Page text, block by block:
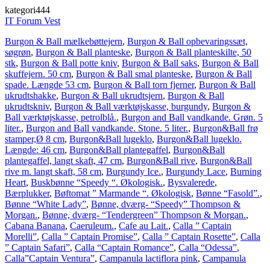
kategori444
IT Forum Vest
Burgon & Ball mælkebøttejern, Burgon & Ball opbevaringssæt,
søgrøn, Burgon & Ball planteske, Burgon & Ball planteskilte, 50
stk, Burgon & Ball potte kniv, Burgon & Ball saks, Burgon & Ball
skuffejern. 50 cm, Burgon & Ball smal planteske, Burgon & Ball
spade. Længde 53 cm, Burgon & Ball torn fjerner, Burgon & Ball
ukrudtshakke, Burgon & Ball ukrudtsjern, Burgon & Ball
ukrudtskniv, Burgon & Ball værktøjskasse, burgundy, Burgon &
Ball værktøjskasse, petrolblå., Burgon and Ball vandkande. Grøn. 5
liter., Burgon and Ball vandkande. Stone. 5 liter., Burgon&Ball frø
stamper,Ø 8 cm, Burgon&Ball lugeklo, Burgon&Ball lugeklo.
Længde: 46 cm, Burgon&Ball plantegaffel, Burgon&Ball
plantegaffel, langt skaft, 47 cm, Burgon&Ball rive, Burgon&Ball
rive m. langt skaft, 58 cm, Burgundy Ice., Burgundy Lace, Burning
Heart, Buskbønne “Speedy “. Økologisk., Bysvalerede,
Bærplukker, Bøftomat ” Marmande “. Økologisk, Bønne “Fasold”.,
Bønne “White Lady”, Bønne, dværg- “Speedy” Thompson &
Morgan., Bønne, dværg- “Tendergreen” Thompson & Morgan.,
Cabana Banana, Caeruleum., Cafe au Lait., Calla ” Captain
Morelli”, Calla ” Captain Promise”, Calla ” Captain Rosette”, Calla
” Captain Safari”, Calla “Captain Romance”, Calla “Odessa”,
Calla”Captain Ventura”, Campanula lactiflora pink, Campanula